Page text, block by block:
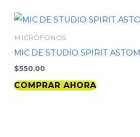
MICROFONOS
MIC DE STUDIO SPIRIT ASTOM
$550.00
COMPRAR AHORA